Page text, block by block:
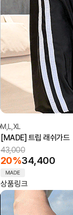
M,L,XL
[MADE] 트립 래쉬가드
43,000
20%34,400
상품링크